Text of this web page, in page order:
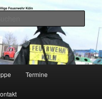
Rodenkirchen
Termine